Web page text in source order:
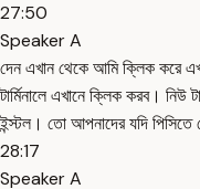
27:50
Speaker A
দেন এখান থেকে আমি ক্লিক করে
টার্মিনালে এখানে ক্লিক করব। নিউ
ইন্স্টল। তো আপনাদের যদি
28:17
Speaker A